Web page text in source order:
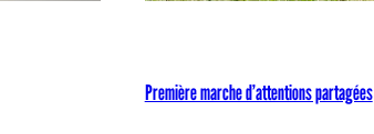
Première marche d’attentions partagées